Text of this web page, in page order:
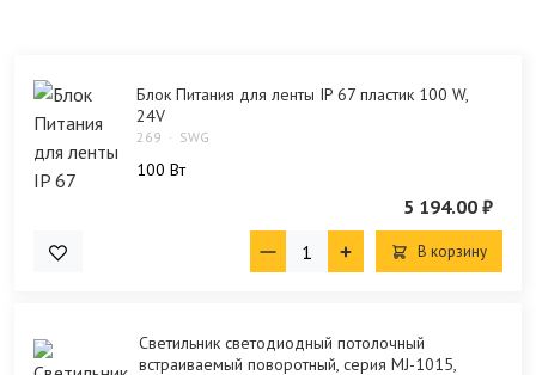
Блок Питания для ленты IP 67 пластик 100 W,
24V
269 SWG
100 Bт
5 194.00 ₽
В корзину
Светильник светодиодный потолочный
встраиваемый поворотный, серия MJ-1015,